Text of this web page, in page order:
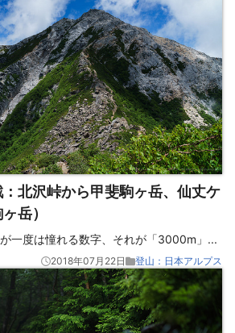
北沢峠から甲斐駒ヶ岳、仙丈ケ
岳）
一度は憧れる数字、それが「3000m」 ...
2018年07月22日 登山：日本アルプス